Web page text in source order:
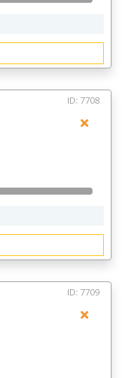
ID: 7708
ID: 7709